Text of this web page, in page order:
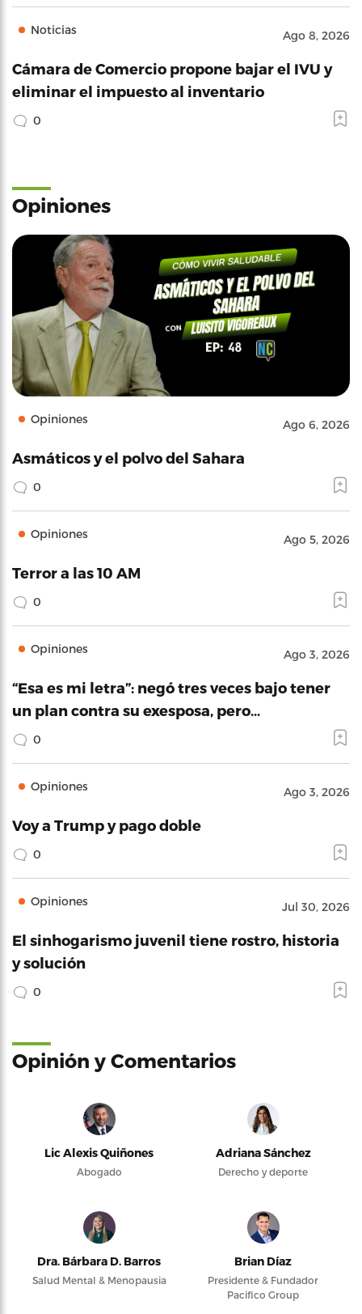
Noticias Ago 8, 2026
Cámara de Comercio propone bajar el IVU y
eliminar el impuesto al inventario
0
Opiniones
Opiniones Ago 6, 2026
Asmáticos y el polvo del Sahara
0
Opiniones Ago 5, 2026
Terror a las 10 AM
0
Opiniones Ago 3, 2026
“Esa es mi letra”: negó tres veces bajo tener
un plan contra su exesposa, pero…
0
Opiniones Ago 3, 2026
Voy a Trump y pago doble
0
Opiniones Jul 30, 2026
El sinhogarismo juvenil tiene rostro, historia
y solución
0
Opinión y Comentarios
Lic Alexis Quiñones
Abogado
Adriana Sánchez
Derecho y deporte
Dra. Bárbara D. Barros
Salud Mental & Menopausia
Brian Díaz
Presidente & Fundador
Pacifico Group